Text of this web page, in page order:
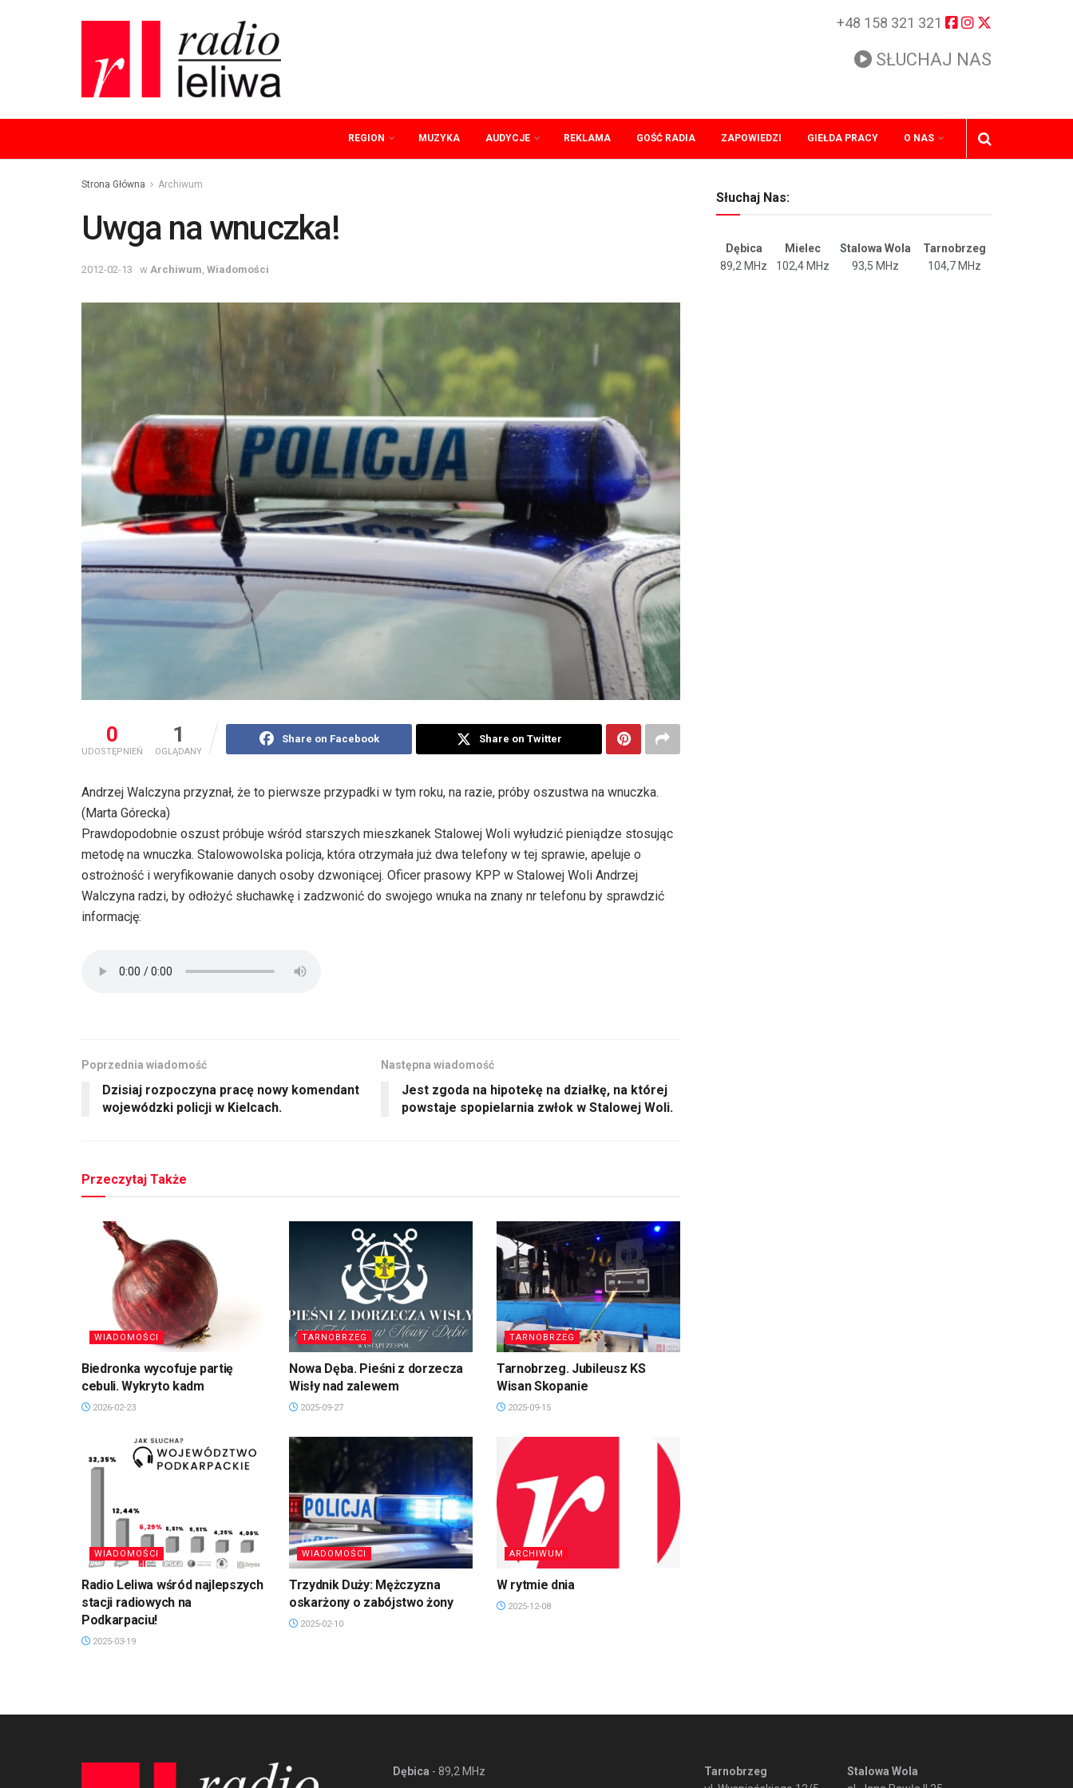
+48 158 321 321
SŁUCHAJ NAS
REGION MUZYKA AUDYCJE REKLAMA GOŚĆ RADIA ZAPOWIEDZI GIEŁDA PRACY O NAS
Strona Główna Archiwum
Uwga na wnuczka!
2012-02-13 w Archiwum Wiadomości
0
UDOSTĘPNIEŃ
1
OGLĄDANY
Share on Facebook Share on Twitter
Andrzej Walczyna przyznał, że to pierwsze przypadki w tym roku, na razie, próby oszustwa na wnuczka.
(Marta Górecka)
Prawdopodobnie oszust próbuje wśród starszych mieszkanek Stalowej Woli wyłudzić pieniądze stosując
metodę na wnuczka. Stalowowolska policja, która otrzymała już dwa telefony w tej sprawie, apeluje o
ostrożność i weryfikowanie danych osoby dzwoniącej. Oficer prasowy KPP w Stalowej Woli Andrzej
Walczyna radzi, by odłożyć słuchawkę i zadzwonić do swojego wnuka na znany nr telefonu by sprawdzić
informację:
Poprzednia wiadomość
Dzisiaj rozpoczyna pracę nowy komendant
wojewódzki policji w Kielcach.
Następna wiadomość
Jest zgoda na hipotekę na działkę, na której
powstaje spopielarnia zwłok w Stalowej Woli.
Przeczytaj Także
WIADOMOŚCI
Biedronka wycofuje partię
cebuli. Wykryto kadm
2026-02-23
TARNOBRZEG
Nowa Dęba. Pieśni z dorzecza
Wisły nad zalewem
2025-09-27
TARNOBRZEG
Tarnobrzeg. Jubileusz KS
Wisan Skopanie
2025-09-15
WIADOMOŚCI
Radio Leliwa wśród najlepszych
stacji radiowych na
Podkarpaciu!
2025-03-19
WIADOMOŚCI
Trzydnik Duży: Mężczyzna
oskarżony o zabójstwo żony
2025-02-10
ARCHIWUM
W rytmie dnia
2025-12-08
Słuchaj Nas:
Dębica Mielec Stalowa Wola
Tarnobrzeg
89,2 MHz
102,4 MHz 93,5 MHz 104,7 MHz
Dębica - 89,2 MHz
Tarnobrzeg
Stalowa Wola